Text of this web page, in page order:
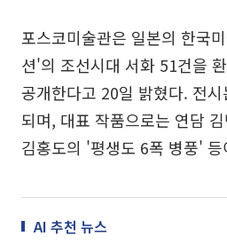
포스코미술관은 일본의 한국
션'의 조선시대 서화 51건을
공개한다고 20일 밝혔다. 전
되며, 대표 작품으로는 연담
김홍도의 '평생도 6폭 병풍' 등
AI 추천 뉴스